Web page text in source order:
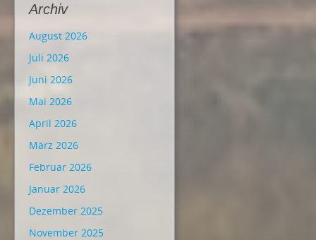
Archiv
August 2026
Juli 2026
Juni 2026
Mai 2026
April 2026
März 2026
Februar 2026
Januar 2026
Dezember 2025
November 2025